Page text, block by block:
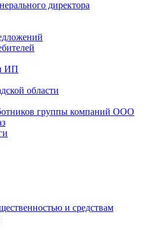
директора
ИП
области
группы компаний ООО
и средствам